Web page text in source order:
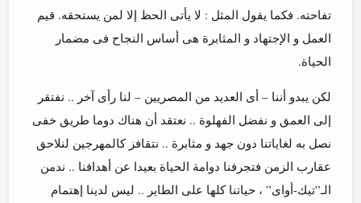
تفاحته. فكما يقول المثل : لا يأتى الحظ إلا لمن يستحقه. قيم
العمل و الإجتهاد و المثابرة هى أساس النجاح فى مضمار
الحياة.
لكن يبدو أننا – أى العديد من المصريين – لنا رأى آخر .. نفتقر
إلى العمق و نفضل الفهلوة .. نعتقد أن هناك دوما طريق خفى
نصل به لغاياتنا دون جهد و مثابرة .. نتقافز كالمهرجين لنلاحق
عقارب الزمن فتجرفنا دوامة الحياة بعيدا عن أهدافنا .. ندمن
الـ”تيك-أواى” ، حياتنا كلها على الطاير .. ليس لدينا إهتمام